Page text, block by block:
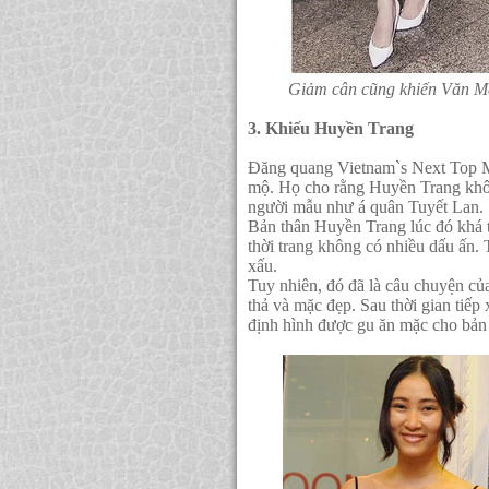
Giảm cân cũng khiến Văn
3. Khiếu Huyền Trang
Đăng quang Vietnam`s Next Top
mộ. Họ cho rằng Huyền Trang
người mẫu như á quân Tuyết Lan.
Bản thân Huyền Trang lúc đó
thời trang không có nhiều dấu ấn.
xấu.
Tuy nhiên, đó đã là câu chuyện
thả và mặc đẹp. Sau thời gian
định hình được gu ăn mặc cho